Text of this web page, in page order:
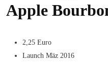
Apple
2,25 Euro
Launch Mäz 2016